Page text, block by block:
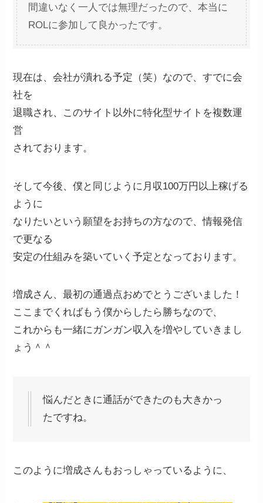
間違いなく一人では無理だったので、本当に
ROLに参加して良かったです。
現在は、会社が潰れる予定（笑）なので、すでに会
社を
退職され、このサイト以外に特化型サイトを複数運
営
されております。
そして今後、僕と同じように月収100万円以上稼げる
ように
なりたいという願望をお持ちの方なので、情報発信
で更なる
安定の仕組みを築いていく予定となっております。
増成さん、最初の通過点おめでとうございました！
ここまでくればもう僕からしたら勝ちなので、
これからも一緒にガンガン収入を増やしていきまし
ょう＾＾
悩んだときに通話ができたのも大きかっ
たですね。
このように増成さんもおっしゃっているように、